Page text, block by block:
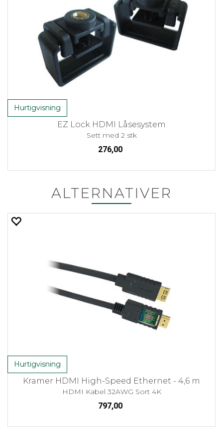
Hurtigvisning
EZ Lock HDMI Låsesystem
Sett med 2 stk
276,00
ALTERNATIVER
Hurtigvisning
Kramer HDMI High-Speed Ethernet - 4,6 m
HDMI Kabel 32AWG Sort 4K
797,00